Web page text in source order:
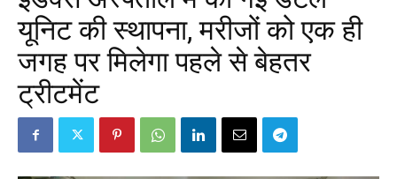
यूनिट की स्थापना, मरीजों को एक ही
जगह पर मिलेगा पहले से बेहतर
ट्रीटमेंट